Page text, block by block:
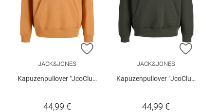
ZUR WUNSCHLISTE HINZUFÜGEN
JACK&JONES
Kapuzenpullover "JcoClub"
44,99 €
ZUR
JACK&JONES
Kapuzenpullover "JcoClub"
44,99 €